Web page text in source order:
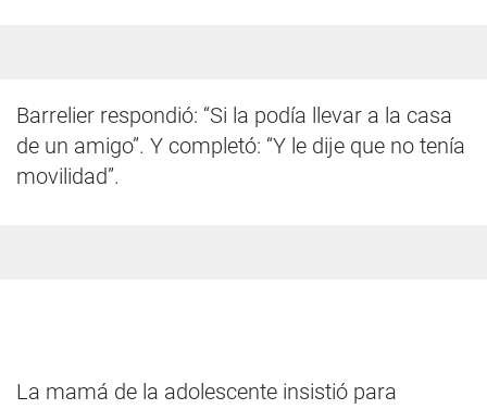
Barrelier respondió: “Si la podía llevar a la casa
de un amigo”. Y completó: “Y le dije que no tenía
movilidad”.
La mamá de la adolescente insistió para